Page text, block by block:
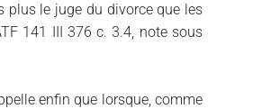
plus le juge du divorce que les
141 III 376 c. 3.4, note sous
enfin que lorsque, comme